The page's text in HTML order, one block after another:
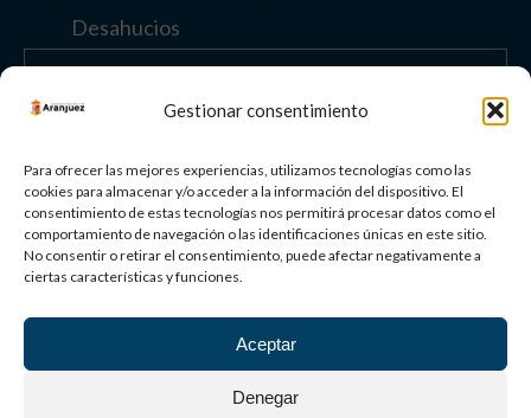
Gestionar consentimiento
Para ofrecer las mejores experiencias, utilizamos tecnologías como las
cookies para almacenar y/o acceder a la información del dispositivo. El
consentimiento de estas tecnologías nos permitirá procesar datos como el
comportamiento de navegación o las identificaciones únicas en este sitio.
No consentir o retirar el consentimiento, puede afectar negativamente a
ciertas características y funciones.
Aceptar
Denegar
Desahucios
Paisaje Cultural
de Aranjuez
Mundial